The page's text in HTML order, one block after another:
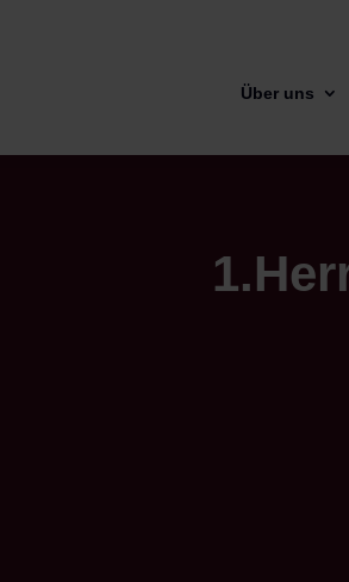
Über uns